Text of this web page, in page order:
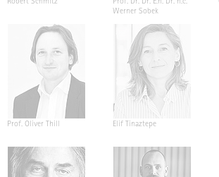
Werner Sobek
Prof. Oliver Thill Elif Tinaztepe